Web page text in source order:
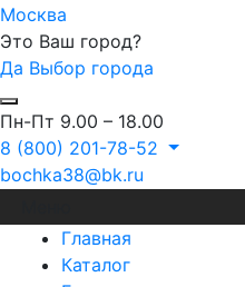
Москва
Это Ваш город?
Да Выбор города
Пн-Пт 9.00 – 18.00
8 (800) 201-78-52
bochka38@bk.ru
Главная
Каталог